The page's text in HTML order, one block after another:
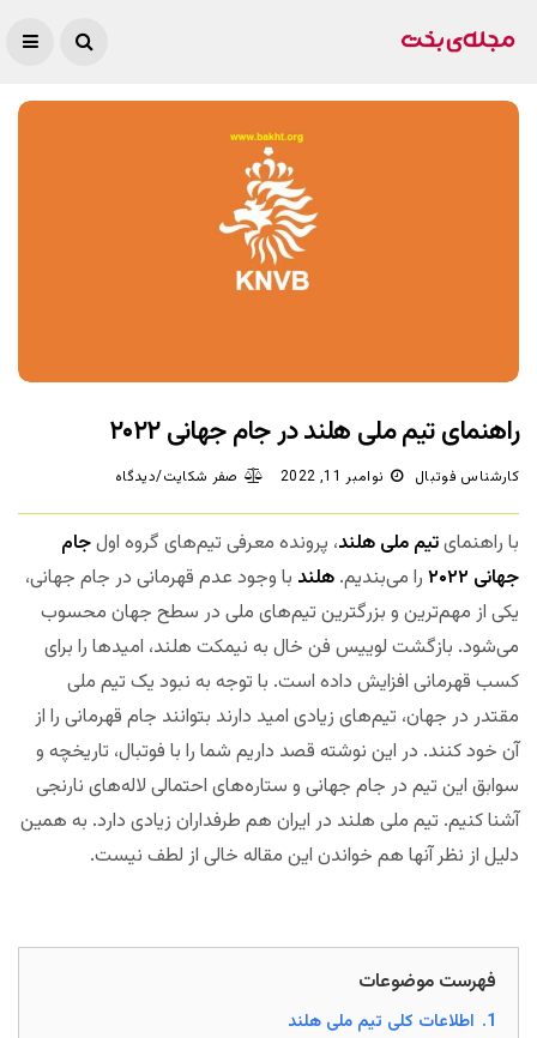
راهنمای تیم ملی هلند در جام جهانی ۲۰۲۲
کارشناس فوتبال نوامبر 11, 2022 صفر شکایت/دیدگاه
با راهنمایتیم ملی هلند، پرونده معرفی تیم‌های گروه اولجام
جهانی ۲۰۲۲
را می‌بندیم. هلند با وجود عدم قهرمانی در جام جهانی،
یکی از مهم‌ترین و بزرگترین تیم‌های ملی در سطح جهان محسوب
می‌شود. بازگشت لوییس فن خال به نیمکت هلند، امیدها را برای
کسب قهرمانی افزایش داده است. با توجه به نبود یک تیم ملی
مقتدر در جهان، تیم‌های زیادی امید دارند بتوانند جام قهرمانی را از
آن خود کنند. در این نوشته قصد داریم شما را با فوتبال، تاریخچه و
سوابق این تیم در جام جهانی و ستاره‌های احتمالی لاله‌های نارنجی
آشنا کنیم. تیم ملی هلند در ایران هم طرفداران زیادی دارد. به همین
دلیل از نظر آنها هم خواندن این مقاله خالی از لطف نیست.
فهرست موضوعات
1. اطلاعات کلی تیم ملی هلند